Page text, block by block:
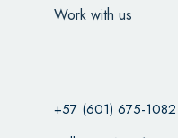
Work with us
+57 (601) 675-1082